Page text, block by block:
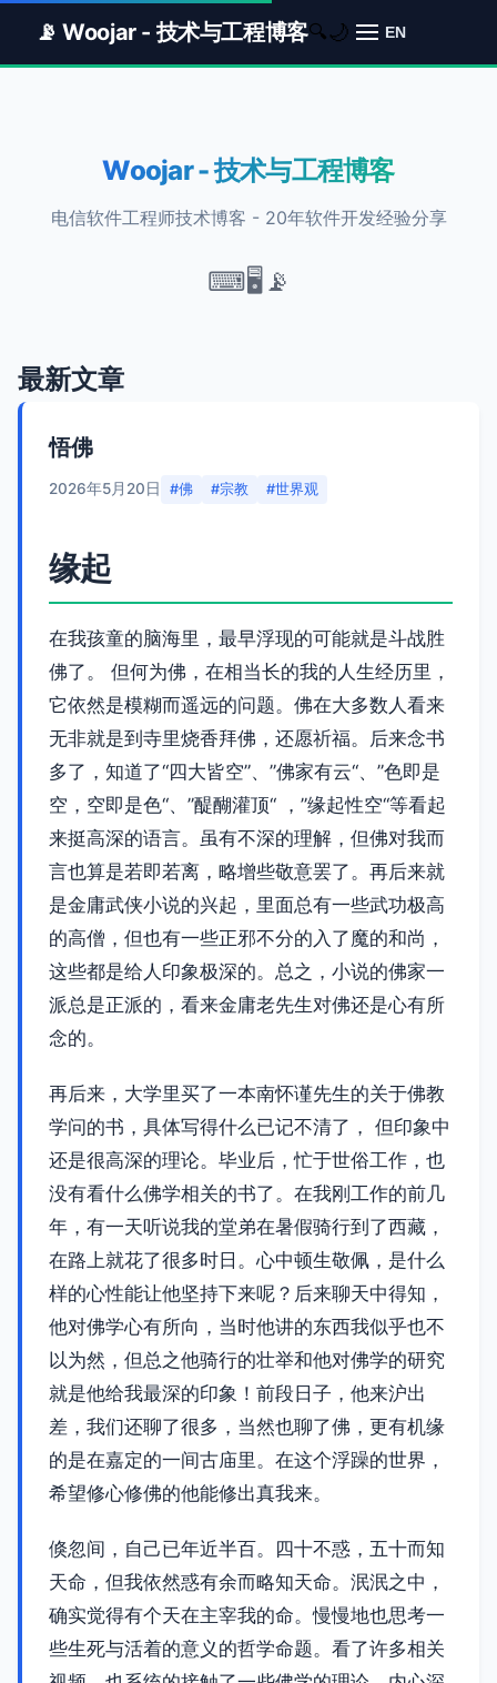
📡 Woojar - 技术与工程博客🔍 🌙 EN
Woojar - 技术与工程博客
电信软件工程师技术博客 - 20年软件开发经验分享
⌨🖥 📡
最新文章
悟佛
2026年5月20日 #佛 #宗教 #世界观
缘起
在我孩童的脑海里，最早浮现的可能就是斗战胜
佛了。 但何为佛，在相当长的我的人生经历里，
它依然是模糊而遥远的问题。佛在大多数人看来
无非就是到寺里烧香拜佛，还愿祈福。后来念书
多了，知道了“四大皆空”、”佛家有云“、”色即是
空，空即是色“、”醍醐灌顶“ ，”缘起性空“等看起
来挺高深的语言。虽有不深的理解，但佛对我而
言也算是若即若离，略增些敬意罢了。再后来就
是金庸武侠小说的兴起，里面总有一些武功极高
的高僧，但也有一些正邪不分的入了魔的和尚，
这些都是给人印象极深的。总之，小说的佛家一
派总是正派的，看来金庸老先生对佛还是心有所
念的。
再后来，大学里买了一本南怀谨先生的关于佛教
学问的书，具体写得什么已记不清了， 但印象中
还是很高深的理论。毕业后，忙于世俗工作，也
没有看什么佛学相关的书了。在我刚工作的前几
年，有一天听说我的堂弟在暑假骑行到了西藏，
在路上就花了很多时日。心中顿生敬佩，是什么
样的心性能让他坚持下来呢？后来聊天中得知，
他对佛学心有所向，当时他讲的东西我似乎也不
以为然，但总之他骑行的壮举和他对佛学的研究
就是他给我最深的印象！前段日子，他来沪出
差，我们还聊了很多，当然也聊了佛，更有机缘
的是在嘉定的一间古庙里。在这个浮躁的世界，
希望修心修佛的他能修出真我来。
倏忽间，自己已年近半百。四十不惑，五十而知
天命，但我依然惑有余而略知天命。泯泯之中，
确实觉得有个天在主宰我的命。慢慢地也思考一
些生死与活着的意义的哲学命题。看了许多相关